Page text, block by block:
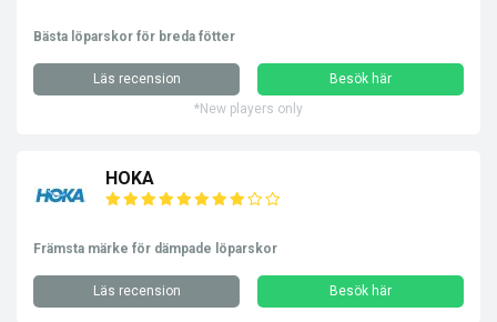
Bästa löparskor för breda fötter
Läs recension
Besök här
*New players only
HOKA
Främsta märke för dämpade löparskor
Läs recension Besök här